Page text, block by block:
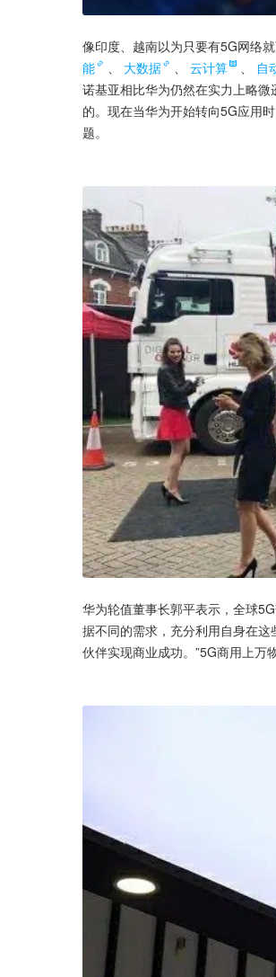
像印度、越南以为只要有5G网络
能
大数据 云计算 自
诺基亚相比华为仍然在实力上略
的。现在当华为开始转向5G应用
题。
华为轮值董事长郭平表示，全球
据不同的需求，充分利用自身在
伙伴实现商业成功。”5G商用上万